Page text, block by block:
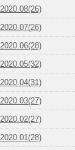
2020.08(26)
2020.07(26)
2020.06(28)
2020.05(32)
2020.04(31)
2020.03(27)
2020.02(27)
2020.01(28)